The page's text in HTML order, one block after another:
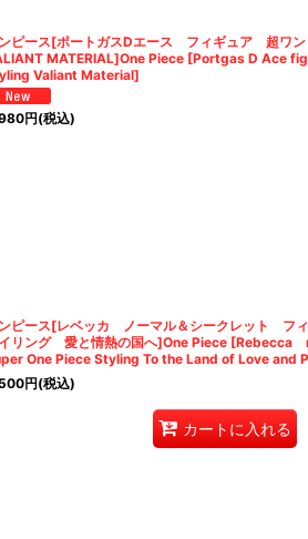
ピース[ポートガスDエース フィギュア 超ワ
MATERIAL]One Piece [Portgas D Ace
Valiant Material]
円(税込)
ピース[レベッカ ノーマル＆シークレット フ
リング 愛と情熱の国へ]One Piece
One Piece Styling To the Land of Love and
円(税込)
カートに入れる